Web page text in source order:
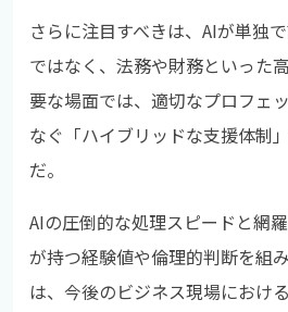
さらに注目すべきは、AIが単独
ではなく、法務や財務といった
要な場面では、適切なプロフェ
なぐ「ハイブリッドな支援体制
だ。
AIの圧倒的な処理スピードと網
が持つ経験値や倫理的判断を組
は、今後のビジネス現場におけ